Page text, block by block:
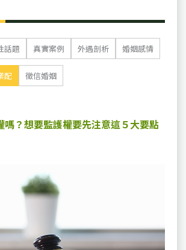
話題 真實案例 外遇剖析 婚姻感情
配 徵信婚姻
嗎？想要監護權要先注意這５大要點